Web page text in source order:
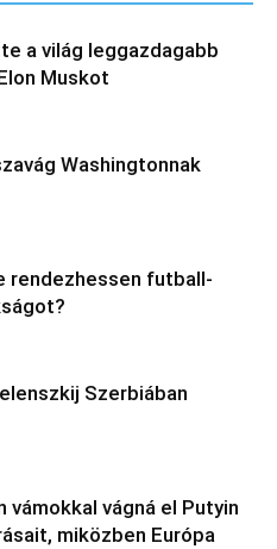
a világ leggazdagabb
Muskot
Washingtonnak
rendezhessen futball-
Szerbiában
vámokkal vágná el Putyin
miközben Európa